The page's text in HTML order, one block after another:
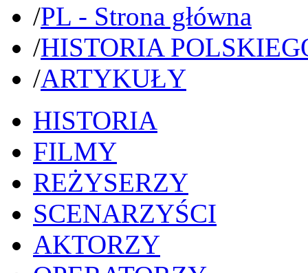
/PL - Strona główna
/HISTORIA
/ARTYKUŁY
HISTORIA
FILMY
REŻYSERZY
SCENARZYŚCI
AKTORZY